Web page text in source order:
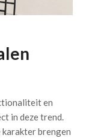
en
in deze trend.
brengen